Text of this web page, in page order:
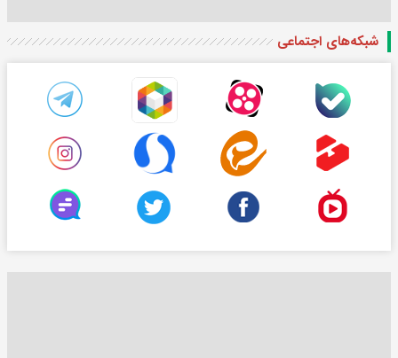
شبکه‌های اجتماعی